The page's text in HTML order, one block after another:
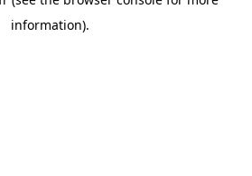
information).